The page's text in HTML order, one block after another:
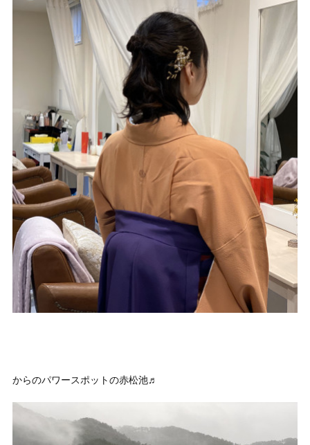
からのパワースポットの赤松池♬